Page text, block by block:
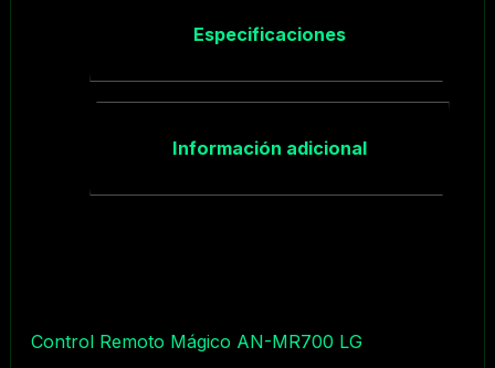
Especificaciones
Información adicional
Control Remoto Mágico AN-MR700 LG